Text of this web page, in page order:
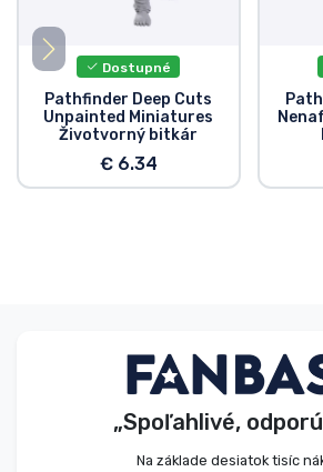
Dostupné
Pathfinder Deep Cuts
Unpainted Miniatures
Životvorný bitkár
€ 6.34
„Spoľahlivé,
Na základe desiatok tisíc